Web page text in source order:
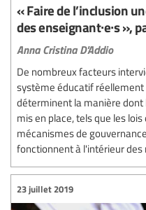
« Faire de l’inclusion
des enseignant∙e∙s »,
Anna Cristina D'Addio
De nombreux facteurs
système éducatif
déterminent la manière
mis en place, tels que les
mécanismes de
fonctionnent à l'intérieur des
23 juillet 2019